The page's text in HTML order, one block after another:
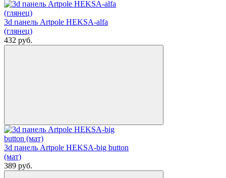
3d панель Artpole HEKSA-alfa
(глянец)
432 руб.
3d панель Artpole HEKSA-big button
(мат)
389 руб.